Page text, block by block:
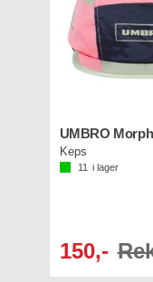
Keps
11 i lager
150,-